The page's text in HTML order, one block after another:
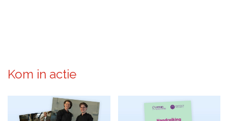
Kom in actie